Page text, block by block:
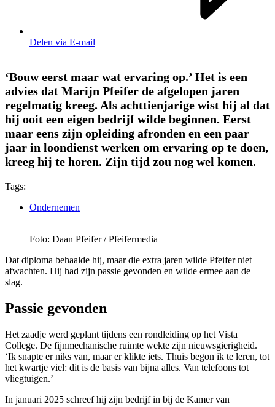
Delen via E-mail
‘Bouw eerst maar wat ervaring op.’ Het is een
advies dat Marijn Pfeifer de afgelopen jaren
regelmatig kreeg. Als achttienjarige wist hij al dat
hij ooit een eigen bedrijf wilde beginnen. Eerst
maar eens zijn opleiding afronden en een paar
jaar in loondienst werken om ervaring op te doen,
kreeg hij te horen. Zijn tijd zou nog wel komen.
Tags:
Ondernemen
Foto: Daan Pfeifer / Pfeifermedia
Dat diploma behaalde hij, maar die extra jaren wilde Pfeifer niet
afwachten. Hij had zijn passie gevonden en wilde ermee aan de
slag.
Passie gevonden
Het zaadje werd geplant tijdens een rondleiding op het Vista
College. De fijnmechanische ruimte wekte zijn nieuwsgierigheid.
‘Ik snapte er niks van, maar er klikte iets. Thuis begon ik te leren, tot
het kwartje viel: dit is de basis van bijna alles. Van telefoons tot
vliegtuigen.’
In januari 2025 schreef hij zijn bedrijf in bij de Kamer van